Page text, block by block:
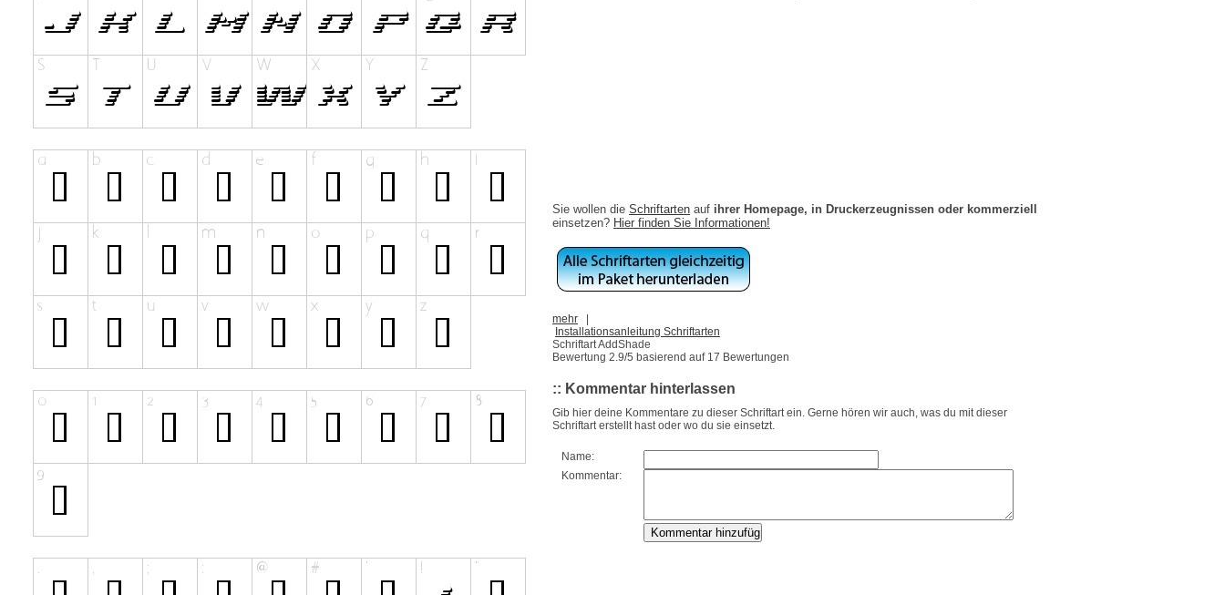
Sie wollen die Schriftarten auf ihrer Homepage, in Druckerzeugnissen oder kommerziell
einsetzen? Hier finden Sie Informationen!
mehr
Installationsanleitung Schriftarten
Schriftart AddShade
Bewertung 2.9/5 basierend auf 17 Bewertungen
:: Kommentar hinterlassen
Gib hier deine Kommentare zu dieser Schriftart ein. Gerne hören wir auch, was du mit dieser
Schriftart erstellt hast oder wo du sie einsetzt.
Name:
Kommentar: